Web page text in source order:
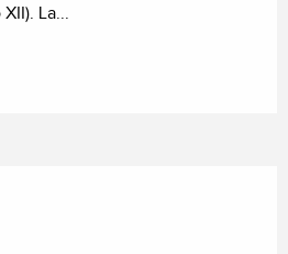
La...